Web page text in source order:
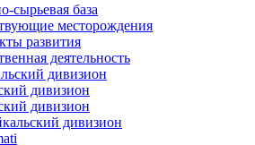
сырьевая база
месторождения
развития
деятельность
дивизион
дивизион
дивизион
дивизион